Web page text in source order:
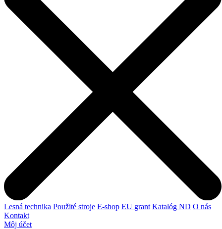
Lesná technika Použité stroje E-shop EU grant Katalóg ND O nás
Kontakt
Môj účet